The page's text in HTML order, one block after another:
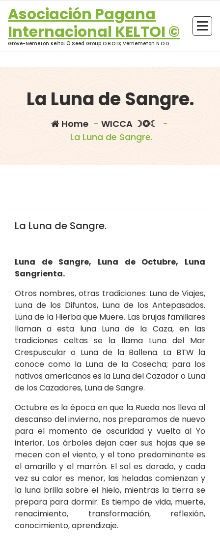
content
Asociación Pagana
Internacional KELTOI ©
Grove-Nemeton Keltoi © Seed Group O.B.O.D; Vernemeton N.O.D
La Luna de Sangre.
Home- WICCA ☽✪☾
-
La Luna de Sangre.
WICCA ☽✪☾
La Luna de Sangre.
Luna de Sangre, Luna de Octubre, Luna
Sangrienta.
Otros nombres, otras tradiciones: Luna de Viajes,
Luna de los Difuntos, Luna de los Antepasados.
Luna de la Hierba que Muere. Las brujas familiares
llaman a esta luna Luna de la Caza, en las
tradiciones celtas se la llama Luna del Mar
Crespuscular o Luna de la Ballena. La BTW la
conoce como la Luna de la Cosecha; para los
nativos americanos es la Luna del Cazador o Luna
de los Cazadores, Luna de Sangre.
Octubre es la época en que la Rueda nos lleva al
descanso del invierno, nos preparamos de nuevo
para el momento de oscuridad y vuelta al Yo
interior. Los árboles dejan caer sus hojas que se
mecen con el viento, y el tono predominante es
el amarillo y el marrón. El sol es dorado, y cada
vez su calor es menor, las heladas comienzan y
la luna brilla sobre el hielo, mientras la tierra se
prepara para dormir. Es tiempo de vida, muerte,
renacimiento, transformación, reflexión,
conocimiento, aprendizaje.